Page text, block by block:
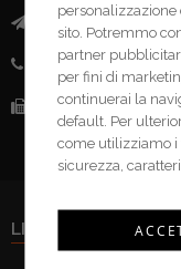
Pec:
Telefono: (+39)
Fax:(+39) 0376
LINK UTILI
sito. Potremmo
partner
per fini di
continuerai la
default. Per
come utilizziamo i
sicurezza,